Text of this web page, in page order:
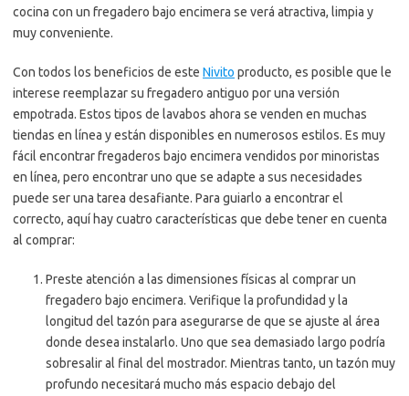
cocina con un fregadero bajo encimera se verá atractiva, limpia y
muy conveniente.
Con todos los beneficios de este Nivito producto, es posible que le
interese reemplazar su fregadero antiguo por una versión
empotrada. Estos tipos de lavabos ahora se venden en muchas
tiendas en línea y están disponibles en numerosos estilos. Es muy
fácil encontrar fregaderos bajo encimera vendidos por minoristas
en línea, pero encontrar uno que se adapte a sus necesidades
puede ser una tarea desafiante. Para guiarlo a encontrar el
correcto, aquí hay cuatro características que debe tener en cuenta
al comprar:
Preste atención a las dimensiones físicas al comprar un
fregadero bajo encimera. Verifique la profundidad y la
longitud del tazón para asegurarse de que se ajuste al área
donde desea instalarlo. Uno que sea demasiado largo podría
sobresalir al final del mostrador. Mientras tanto, un tazón muy
profundo necesitará mucho más espacio debajo del